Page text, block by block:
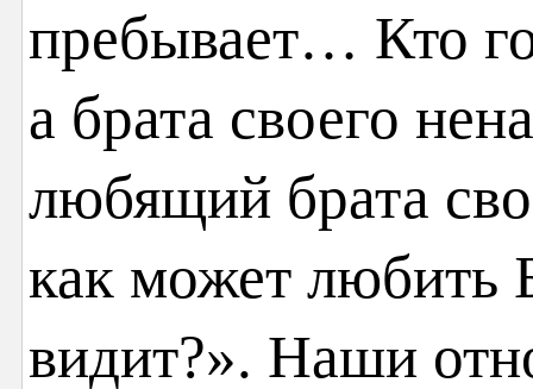
пребывает… Кто
а брата своего
любящий брата
как может любить
видит?». Наши